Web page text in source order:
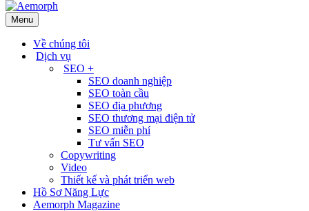
Menu
Về chúng tôi
Dịch vụ
SEO +
SEO doanh nghiệp
SEO toàn cầu
SEO địa phương
SEO thương mại điện tử
SEO miễn phí
Tư vấn SEO
Copywriting
Video
Thiết kế và phát triển web
Hồ Sơ Năng Lực
Aemorph Magazine